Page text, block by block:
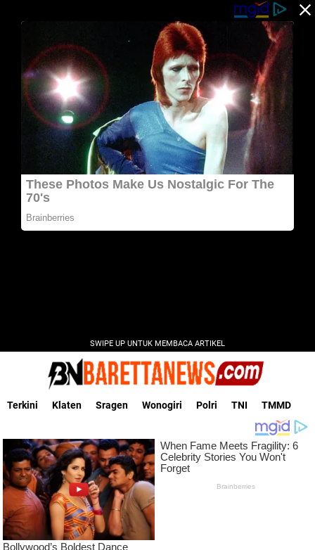
SWIPE UP UNTUK MEMBACA ARTIKEL
Terkini Klaten Sragen Wonogiri Polri TNI TMMD